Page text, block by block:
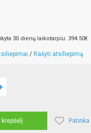
30 dienų laikotarpiu: 394.50€
/ Rašyti atsiliepimą
krepšelį Patinka